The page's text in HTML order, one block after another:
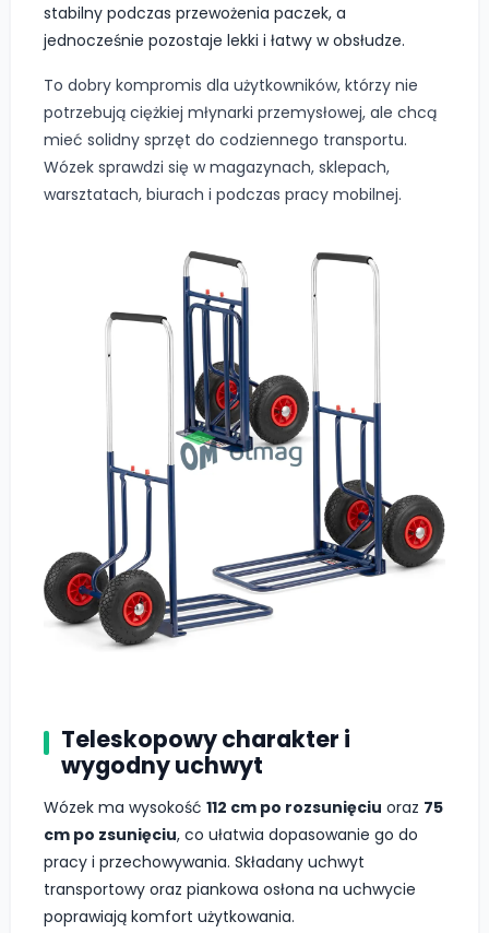
stabilny podczas przewożenia paczek, a
jednocześnie pozostaje lekki i łatwy w obsłudze.
To dobry kompromis dla użytkowników, którzy nie
potrzebują ciężkiej młynarki przemysłowej, ale chcą
mieć solidny sprzęt do codziennego transportu.
Wózek sprawdzi się w magazynach, sklepach,
warsztatach, biurach i podczas pracy mobilnej.
Teleskopowy charakter i
wygodny uchwyt
Wózek ma wysokość 112 cm po rozsunięciu oraz 75
cm po zsunięciu, co ułatwia dopasowanie go do
pracy i przechowywania. Składany uchwyt
transportowy oraz piankowa osłona na uchwycie
poprawiają komfort użytkowania.